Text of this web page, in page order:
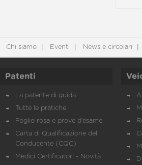
Chi siamo Eventi News e circolari
Patenti
La patente di guida
Tutte le pratiche
Foglio rosa e prove d’esame
Carta di Qualificazione del
Conducente (CQC)
Medici Certificatori - Novità